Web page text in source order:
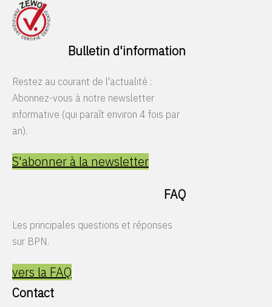
Bulletin d'information
Restez au courant de l'actualité :
Abonnez-vous à notre newsletter
informative (qui paraît environ 4 fois par
an).
S'abonner à la newsletter
FAQ
Les principales questions et réponses
sur BPN.
vers la FAQ
Contact